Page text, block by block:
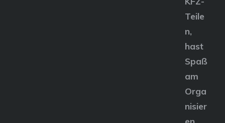
Teile
n,
hast
Spaß
am
Orga
nisier